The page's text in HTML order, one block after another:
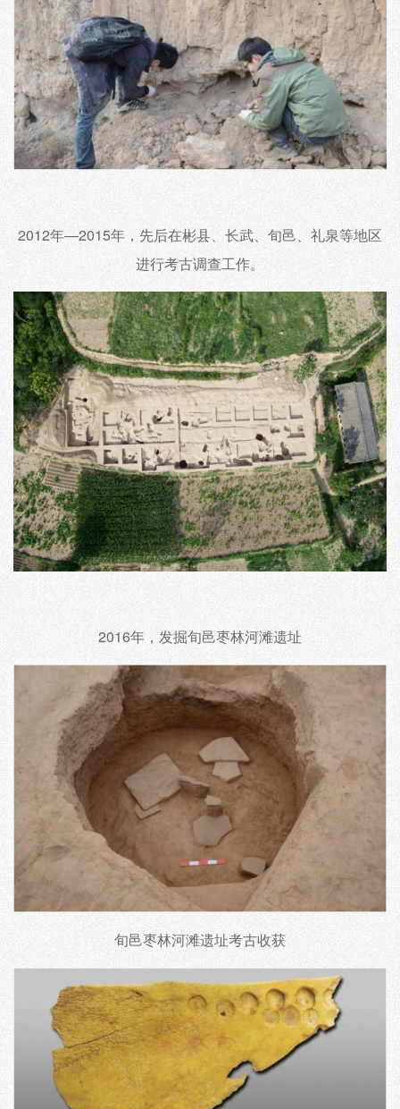
2012年—2015年，先后在彬县、长武、旬邑、礼泉等地区
进行考古调查工作。
2016年，发掘旬邑枣林河滩遗址
旬邑枣林河滩遗址考古收获